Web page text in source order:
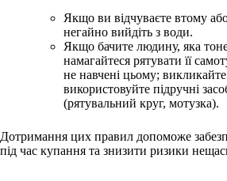
Якщо ви відчуваєте втому
негайно вийдіть з води.
Якщо бачите людину, яка
намагайтеся рятувати її
не навчені цьому;
використовуйте підручні
(рятувальний круг, мотузка).
Дотримання цих правил допоможе
під час купання та знизити ризики